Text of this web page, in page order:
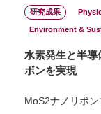
研究成果
Environment &
水素発生と半導
ボンを実現
MoS2ナノリボ